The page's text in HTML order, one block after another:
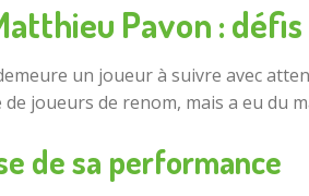
Pavon :
un joueur à suivre avec
joueurs de renom, mais a eu du
de sa performance